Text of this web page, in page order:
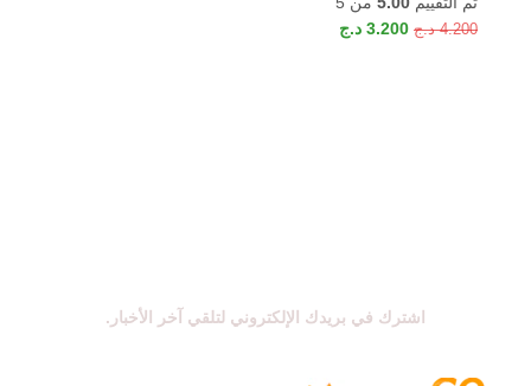
4.200 د.ج 3.200 د.ج
اشترك في بريدك الإلكتروني لتلقي آخر الأخبار.